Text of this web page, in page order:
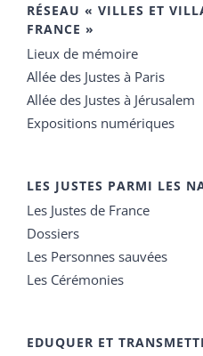
RÉSEAU « VILLES ET
FRANCE »
Lieux de mémoire
Allée des Justes à Paris
Allée des Justes à Jérusalem
Expositions numériques
LES JUSTES PARMI LES
Les Justes de France
Dossiers
Les Personnes sauvées
Les Cérémonies
EDUQUER ET